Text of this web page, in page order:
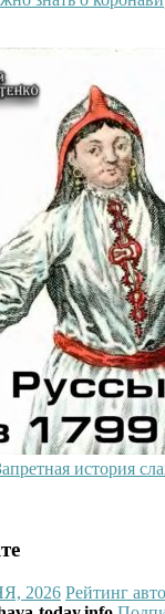
история
2026 Рейтинг